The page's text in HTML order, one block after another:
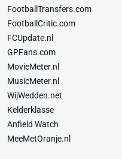
FootballTransfers.com
FootballCritic.com
FCUpdate.nl
GPFans.com
MovieMeter.nl
MusicMeter.nl
WijWedden.net
Kelderklasse
Anfield Watch
MeeMetOranje.nl